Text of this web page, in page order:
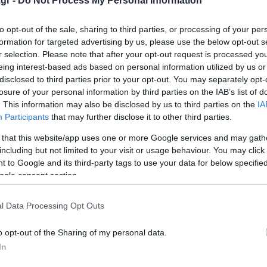
opt-out of the sale, sharing to third parties, or processing of your
for targeted advertising by us, please use the below opt-out
selection. Please note that after your opt-out request is processed
interest-based ads based on personal information utilized by us
to third parties prior to your opt-out. You may separately
of your personal information by third parties on the IAB’s list of
This information may also be disclosed by us to third parties on the
Participants that may further disclose it to other third parties.
that this website/app uses one or more Google services and may
but not limited to your visit or usage behaviour. You may
to Google and its third-party tags to use your data for below
consent section.
Data Processing Opt Outs
opt-out of the Sharing of my personal data.
ξεκίνημα για την
Στη 2η θέση
επιβατικών
θετικό πρόσημο ξεκίνησε
Opel, η οποία κατέκτησε
ταξινομήσεις
για τον
2026
Με αιχμή δόρατος το
Opel Frontera
Σημαντική βελτίωση των
αποτελεσμάτων της στην
αγορά κατέγραψε η Opel το
Συγκεκριμένα, η Μάρκα με
σημείωσε αύξηση ...